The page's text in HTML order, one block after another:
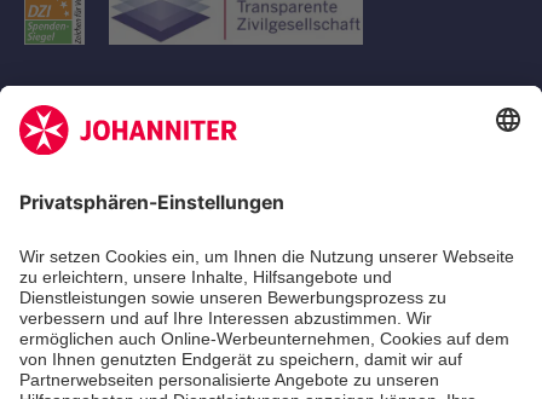
Erste-Hilfe-Kurse
Jobs
Ehrenamt
Freiwilligendienst